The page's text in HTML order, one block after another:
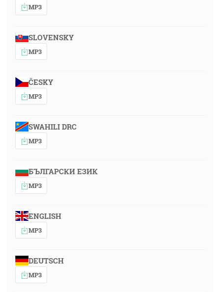
MP3
SLOVENSKY
MP3
ČESKY
MP3
SWAHILI DRC
MP3
БЪЛГАРСКИ ЕЗИК
MP3
ENGLISH
MP3
DEUTSCH
MP3